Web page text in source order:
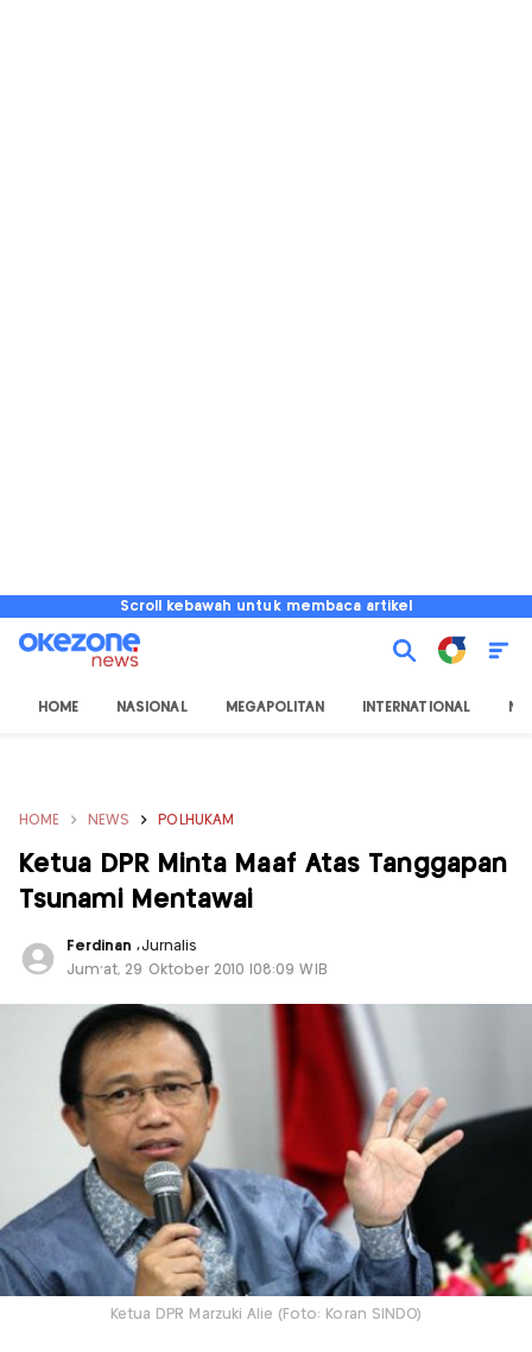
Scroll kebawah untuk membaca artikel
HOME NASIONAL MEGAPOLITAN INTERNATIONAL
HOME NEWS POLHUKAM
Ketua DPR Minta Maaf Atas Tanggapan
Tsunami Mentawai
Ferdinan,Jurnalis
Jum'at, 29 Oktober 2010 |08:09 WIB
Ketua DPR Marzuki Alie (Foto: Koran SINDO)